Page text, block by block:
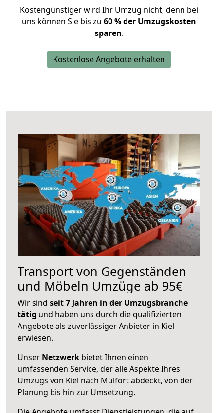
Kostengünstiger wird Ihr Umzug nicht, denn bei
uns können Sie bis zu 60 % der Umzugskosten
sparen.
Kostenlose Angebote erhalten
Transport von Gegenständen
und Möbeln Umzüge ab 95€
Wir sind seit 7 Jahren in der Umzugsbranche
tätig und haben uns durch die qualifizierten
Angebote als zuverlässiger Anbieter in Kiel
erwiesen.
Unser Netzwerk bietet Ihnen einen
umfassenden Service, der alle Aspekte Ihres
Umzugs von Kiel nach Mülfort abdeckt, von der
Planung bis hin zur Umsetzung.